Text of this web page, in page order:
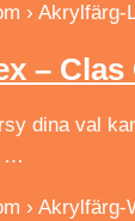
› Akrylfärg-
– Clas
dina val
…
›